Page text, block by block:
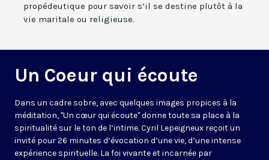
propédeutique pour savoir s’il se destine plutôt à la
vie maritale ou religieuse.
Un Coeur qui écoute
Dans un cadre sobre, avec quelques images propices à la
méditation, "Un cœur qui écoute" donne toute sa place à la
spiritualité sur le ton de l’intime. Cyril Lepeigneux reçoit un
invité pour 26 minutes d’évocation d’une vie, d’une intense
expérience spirituelle. La foi vivante et incarnée par